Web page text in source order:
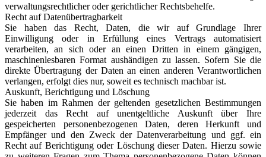
verwaltungsrechtlicher oder gerichtlicher Rechtsbehelfe.
Recht auf Datenübertragbarkeit
Sie haben das Recht, Daten, die wir auf Grundlage Ihrer
Einwilligung oder in Erfüllung eines Vertrags automatisiert
verarbeiten, an sich oder an einen Dritten in einem gängigen,
maschinenlesbaren Format aushändigen zu lassen. Sofern Sie die
direkte Übertragung der Daten an einen anderen Verantwortlichen
verlangen, erfolgt dies nur, soweit es technisch machbar ist.
Auskunft, Berichtigung und Löschung
Sie haben im Rahmen der geltenden gesetzlichen Bestimmungen
jederzeit das Recht auf unentgeltliche Auskunft über Ihre
gespeicherten personenbezogenen Daten, deren Herkunft und
Empfänger und den Zweck der Datenverarbeitung und ggf. ein
Recht auf Berichtigung oder Löschung dieser Daten. Hierzu sowie